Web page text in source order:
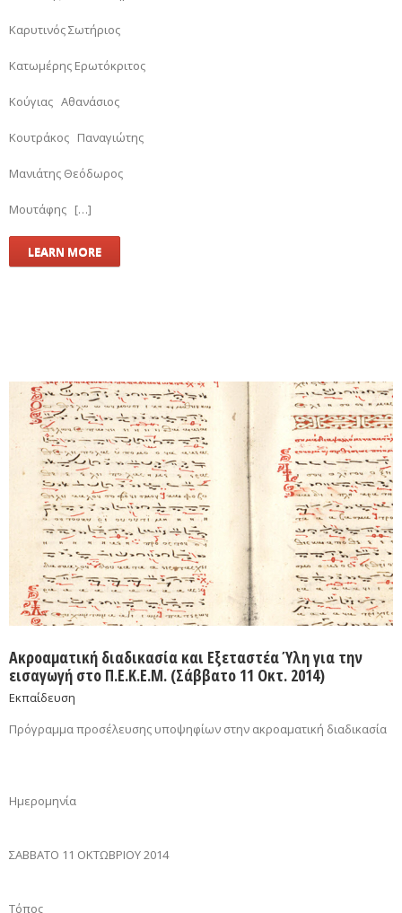
Καρυτινός Σωτήριος
Κατωμέρης Ερωτόκριτος
Κούγιας Αθανάσιος
Κουτράκος Παναγιώτης
Μανιάτης Θεόδωρος
Μουτάφης […]
LEARN MORE
Ακροαματική διαδικασία και Εξεταστέα Ύλη για την
εισαγωγή στο Π.Ε.Κ.Ε.Μ. (Σάββατο 11 Οκτ. 2014)
Εκπαίδευση
Πρόγραμμα προσέλευσης υποψηφίων στην ακροαματική διαδικασία
Ημερομηνία
ΣΑΒΒΑΤΟ 11 ΟΚΤΩΒΡΙΟΥ 2014
Τόπος